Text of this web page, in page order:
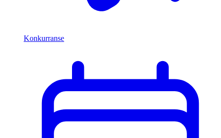
Konkurranse